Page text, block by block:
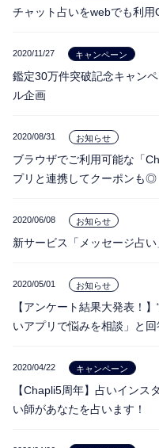
キーワード別
今週の運勢 彼氏
相性
チャット占いをwebでも利
2020/11/27 キャンペーン
鑑定30万件突破記念キャン
ル企画
2020/08/31 お知らせ
ブラウザでご利用可能な「
プリと連携してクーポンも◎
2020/06/08 お知らせ
新サービス「メッセージ占い
2020/05/01 お知らせ
【アンケート結果大発表！
いアプリで悩みを相談」と回
2020/04/22 キャンペーン
【Chapli5周年】占いインス
い師があなたを占います！